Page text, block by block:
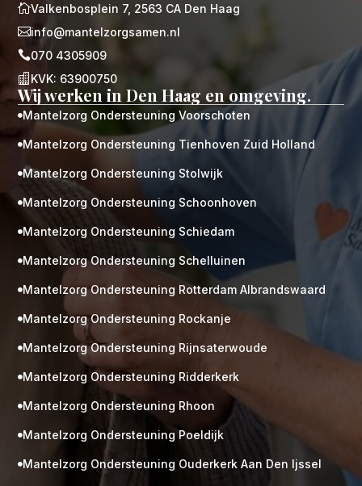
Valkenbosplein 7, 2563 CA Den Haag
info@mantelzorgsamen.nl
070 4305909
 KVK: 63900750
Wij werken in Den Haag en omgeving.
 Mantelzorg Ondersteuning Voorschoten
 Mantelzorg Ondersteuning Tienhoven Zuid Holland
 Mantelzorg Ondersteuning Stolwijk
 Mantelzorg Ondersteuning Schoonhoven
 Mantelzorg Ondersteuning Schiedam
 Mantelzorg Ondersteuning Schelluinen
 Mantelzorg Ondersteuning Rotterdam Albrandswaard
 Mantelzorg Ondersteuning Rockanje
 Mantelzorg Ondersteuning Rijnsaterwoude
 Mantelzorg Ondersteuning Ridderkerk
 Mantelzorg Ondersteuning Rhoon
 Mantelzorg Ondersteuning Poeldijk
 Mantelzorg Ondersteuning Ouderkerk Aan Den Ijssel